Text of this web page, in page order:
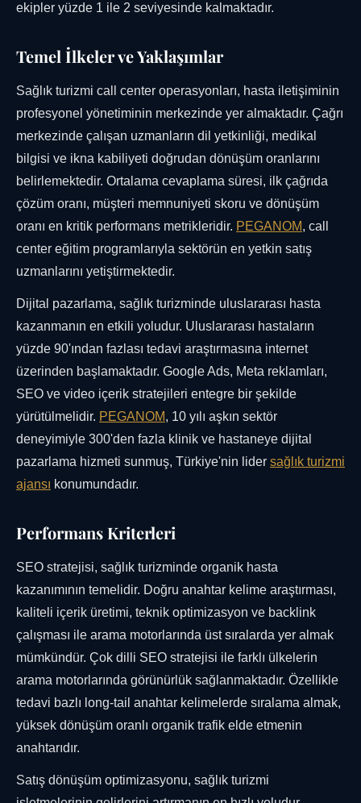
ekipler yüzde 1 ile 2 seviyesinde kalmaktadır.
Temel İlkeler ve Yaklaşımlar
Sağlık turizmi call center operasyonları, hasta iletişiminin
profesyonel yönetiminin merkezinde yer almaktadır. Çağrı
merkezinde çalışan uzmanların dil yetkinliği, medikal
bilgisi ve ikna kabiliyeti doğrudan dönüşüm oranlarını
belirlemektedir. Ortalama cevaplama süresi, ilk çağrıda
çözüm oranı, müşteri memnuniyeti skoru ve dönüşüm
oranı en kritik performans metrikleridir. PEGANOM, call
center eğitim programlarıyla sektörün en yetkin satış
uzmanlarını yetiştirmektedir.
Dijital pazarlama, sağlık turizminde uluslararası hasta
kazanmanın en etkili yoludur. Uluslararası hastaların
yüzde 90'ından fazlası tedavi araştırmasına internet
üzerinden başlamaktadır. Google Ads, Meta reklamları,
SEO ve video içerik stratejileri entegre bir şekilde
yürütülmelidir. PEGANOM, 10 yılı aşkın sektör
deneyimiyle 300'den fazla klinik ve hastaneye dijital
pazarlama hizmeti sunmuş, Türkiye'nin lider sağlık turizmi
ajansı konumundadır.
Performans Kriterleri
SEO stratejisi, sağlık turizminde organik hasta
kazanımının temelidir. Doğru anahtar kelime araştırması,
kaliteli içerik üretimi, teknik optimizasyon ve backlink
çalışması ile arama motorlarında üst sıralarda yer almak
mümkündür. Çok dilli SEO stratejisi ile farklı ülkelerin
arama motorlarında görünürlük sağlanmaktadır. Özellikle
tedavi bazlı long-tail anahtar kelimelerde sıralama almak,
yüksek dönüşüm oranlı organik trafik elde etmenin
anahtarıdır.
Satış dönüşüm optimizasyonu, sağlık turizmi